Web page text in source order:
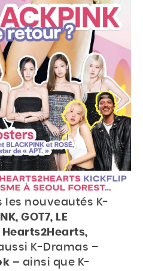
BOUTIQUE
livres
les nouveautés K-
GOT7, LE
Hearts2Hearts,
K-Dramas –
– ainsi que K-